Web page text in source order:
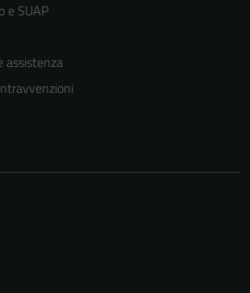
e SUAP
assistenza